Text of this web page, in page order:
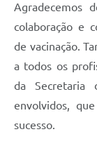
Agradecemos
colaboração e
de vacinação.
a todos os
da Secretaria
envolvidos,
sucesso.